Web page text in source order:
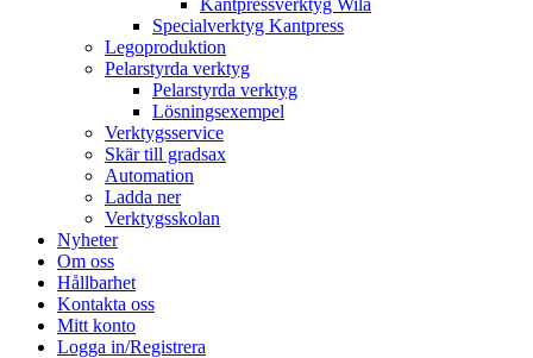
Kantpressverktyg Wila
Specialverktyg Kantpress
Legoproduktion
Pelarstyrda verktyg
Pelarstyrda verktyg
Lösningsexempel
Verktygsservice
Skär till gradsax
Automation
Ladda ner
Verktygsskolan
Nyheter
Om oss
Hållbarhet
Kontakta oss
Mitt konto
Logga in/Registrera